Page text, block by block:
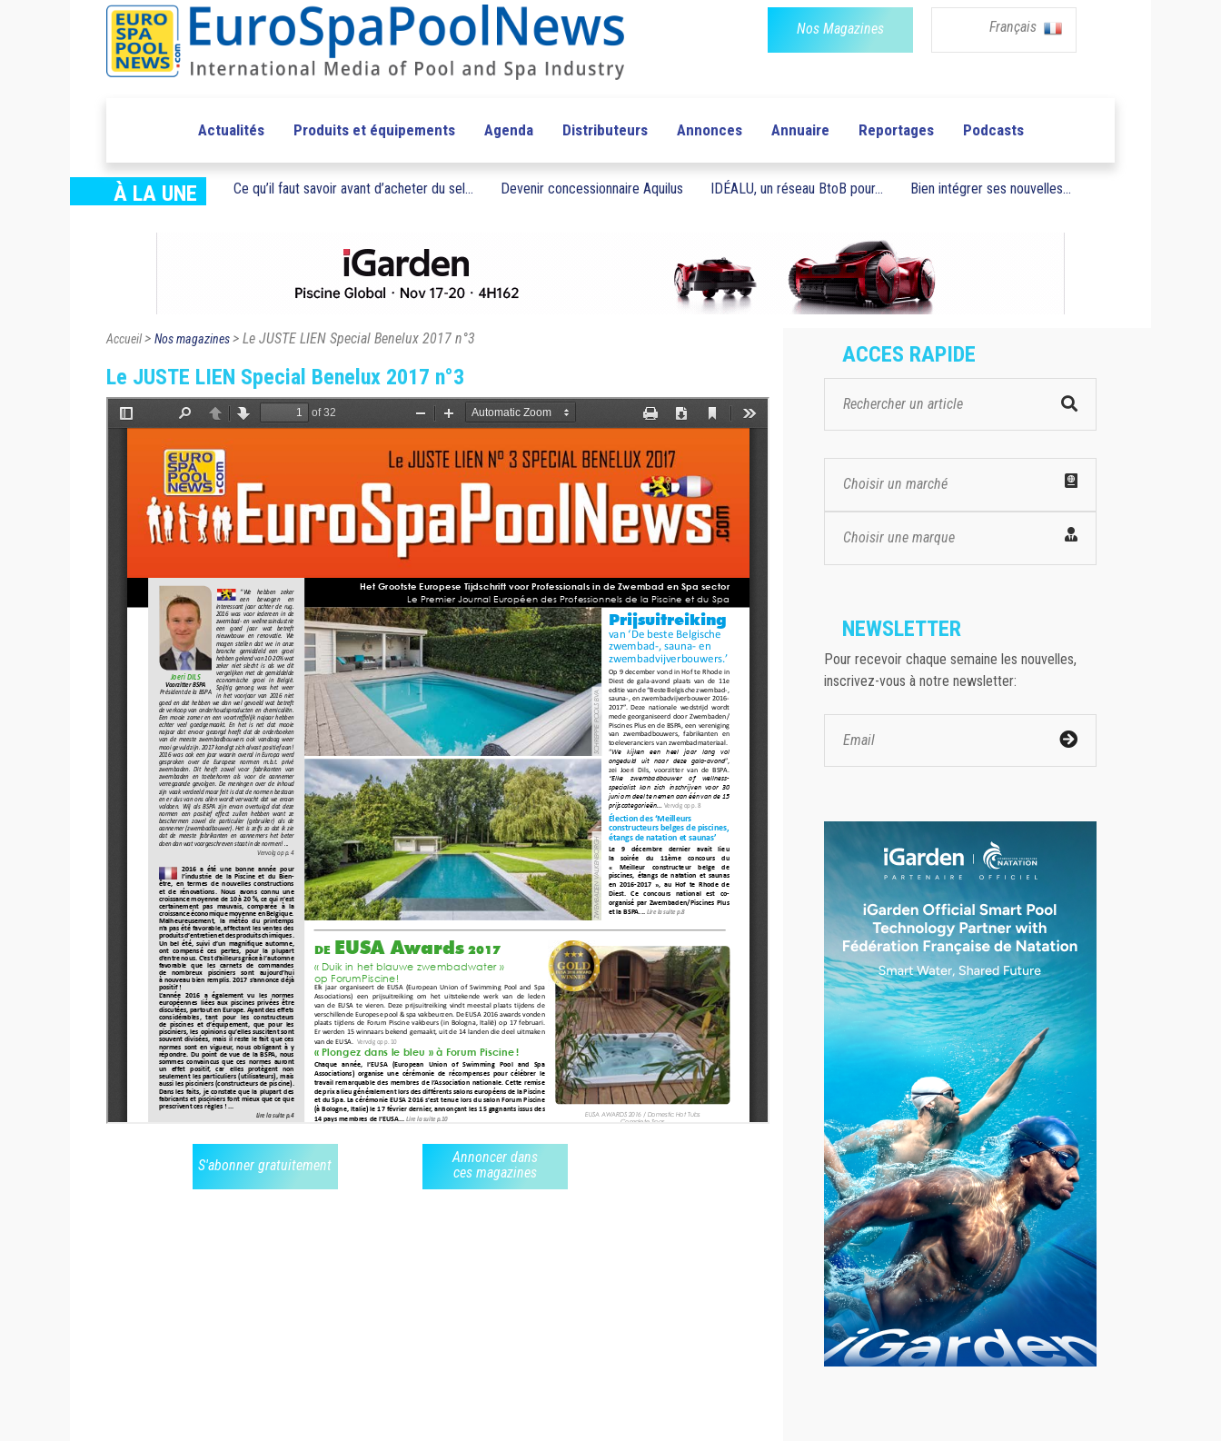
Nos Magazines Français
Actualités Produits et équipements Agenda Distributeurs Annonces Annuaire Reportages Podcasts
À LA UNE Ce qu’il faut savoir avant d’acheter du sel... Devenir concessionnaire Aquilus IDÉALU, un réseau BtoB pour... Bien intégrer ses nouvelles...
Accueil> Nos magazines> Le JUSTE LIEN Special Benelux 2017 n°3
Le JUSTE LIEN Special Benelux 2017 n°3
S'abonner gratuitement
Annoncer dans
ces magazines
ACCES RAPIDE
Choisir un marché
Choisir une marque
NEWSLETTER
Pour recevoir chaque semaine les nouvelles,
inscrivez-vous à notre newsletter: